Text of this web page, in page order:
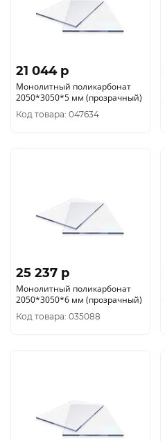
21 044 p
Монолитный поликарбонат
2050*3050*5 мм (прозрачный)
Код товара: 047634
25 237 p
Монолитный поликарбонат
2050*3050*6 мм (прозрачный)
Код товара: 035088